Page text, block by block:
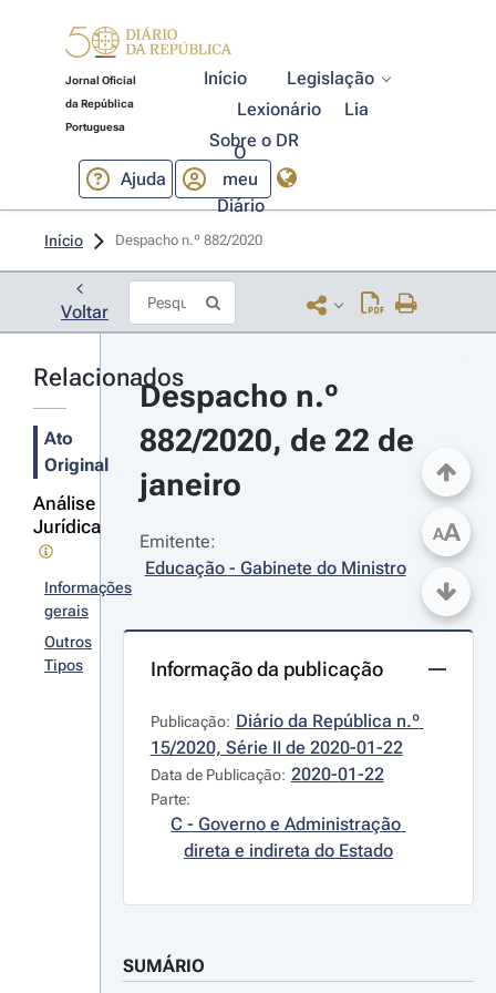
Jornal Oficial
da República
Portuguesa
Início
Legislação
Lexionário
Lia
Sobre o DR
Ajuda
O
meu
Diário
Início Despacho n.º 882/2020
Voltar
Relacionados
Ato
Original
Análise
Jurídica
Informações
gerais
Outros
Tipos
Despacho n.º
882/2020, de 22 de
janeiro
Emitente:
Educação - Gabinete do Ministro
Informação da publicação
Publicação: Diário da República n.º
15/2020, Série II de 2020-01-22
Data de Publicação: 2020-01-22
Parte:
C - Governo e Administração
direta e indireta do Estado
SUMÁRIO
AA